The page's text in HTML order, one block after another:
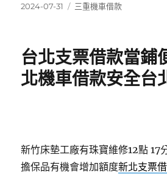
發
2024-07-31
分
三重機車借款
台北支票借款當鋪
北機車借款安全台
新竹床墊工廠有珠寶維修12點 17
擔保品有機會增加額度新北支票